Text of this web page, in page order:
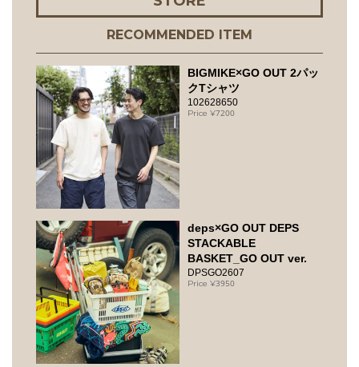
RECOMMENDED ITEM
BIGMIKE×GO OUT 2パッ
クTシャツ
102628650
7200
deps×GO OUT DEPS
STACKABLE
BASKET_GO OUT ver.
DPSGO2607
3950